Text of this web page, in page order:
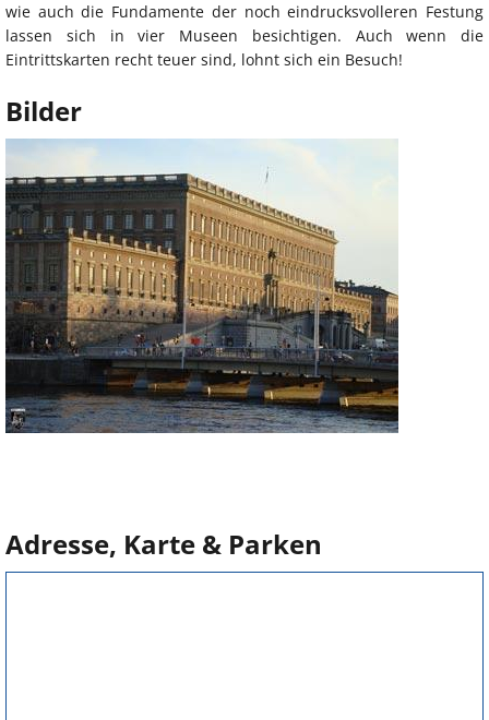
wie auch die Fundamente der noch eindrucksvolleren Festung
lassen sich in vier Museen besichtigen. Auch wenn die
Eintrittskarten recht teuer sind, lohnt sich ein Besuch!
Bilder
Adresse, Karte & Parken